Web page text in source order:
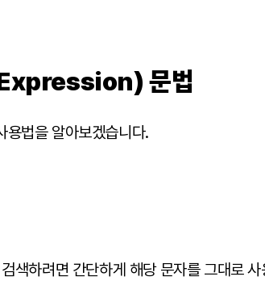
문법
용법을 알아보겠습니다.
색하려면 간단하게 해당 문자를 그대로